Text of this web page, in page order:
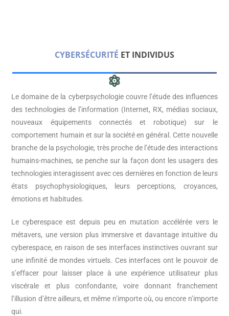
CYBERSÉCURITÉ ET INDIVIDUS
Le domaine de la cyberpsychologie couvre l’étude des influences
des technologies de l’information (Internet, RX, médias sociaux,
nouveaux équipements connectés et robotique) sur le
comportement humain et sur la société en général. Cette nouvelle
branche de la psychologie, très proche de l’étude des interactions
humains-machines, se penche sur la façon dont les usagers des
technologies interagissent avec ces dernières en fonction de leurs
états psychophysiologiques, leurs perceptions, croyances,
émotions et habitudes.
Le cyberespace est depuis peu en mutation accélérée vers le
métavers, une version plus immersive et davantage intuitive du
cyberespace, en raison de ses interfaces instinctives ouvrant sur
une infinité de mondes virtuels. Ces interfaces ont le pouvoir de
s’effacer pour laisser place à une expérience utilisateur plus
viscérale et plus confondante, voire donnant franchement
l’illusion d’être ailleurs, et même n’importe où, ou encore n’importe
qui.